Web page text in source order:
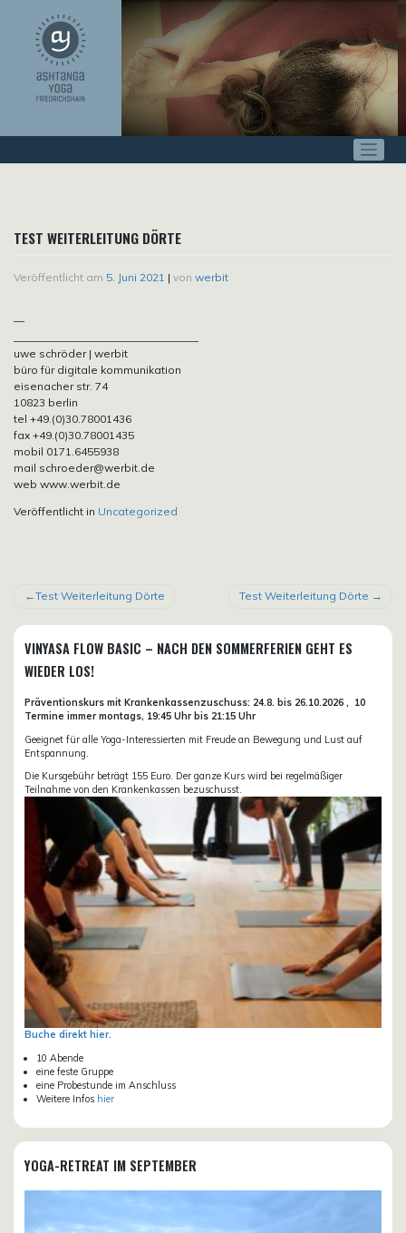
springen
TEST WEITERLEITUNG DÖRTE
Veröffentlicht am 5. Juni 2021 | von werbit
—
uwe schröder | werbit
büro für digitale kommunikation
eisenacher str. 74
10823 berlin
tel +49.(0)30.78001436
fax +49.(0)30.78001435
mobil 0171.6455938
mail schroeder@werbit.de
web www.werbit.de
Veröffentlicht in Uncategorized
BEITRAGSNAVIGATION
Test Weiterleitung Dörte Test Weiterleitung Dörte
VINYASA FLOW BASIC – NACH DEN SOMMERFERIEN GEHT ES
WIEDER LOS!
Präventionskurs mit Krankenkassenzuschuss: 24.8. bis 26.10.2026 , 10
Termine immer montags, 19:45 Uhr bis 21:15 Uhr
Geeignet für alle Yoga-Interessierten mit Freude an Bewegung und Lust auf
Entspannung.
Die Kursgebühr beträgt 155 Euro. Der ganze Kurs wird bei regelmäßiger
Teilnahme von den Krankenkassen bezuschusst.
Buche direkt hier.
10 Abende
eine feste Gruppe
eine Probestunde im Anschluss
Weitere Infos hier
YOGA-RETREAT IM SEPTEMBER